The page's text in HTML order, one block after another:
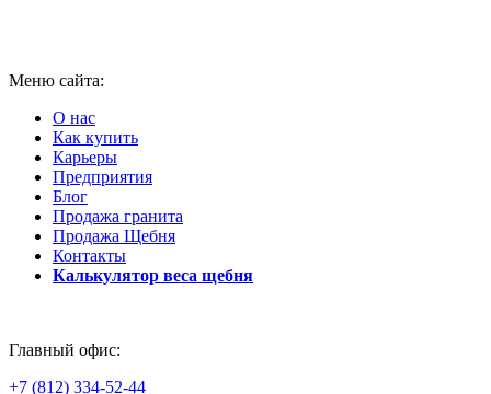
Меню сайта:
О нас
Как купить
Карьеры
Предприятия
Блог
Продажа гранита
Продажа Щебня
Контакты
Калькулятор веса щебня
Главный офис:
+7 (812) 334-52-44